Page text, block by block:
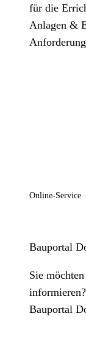
für die
Anlagen &
Online-Service
Bauportal
Sie
Bauportal